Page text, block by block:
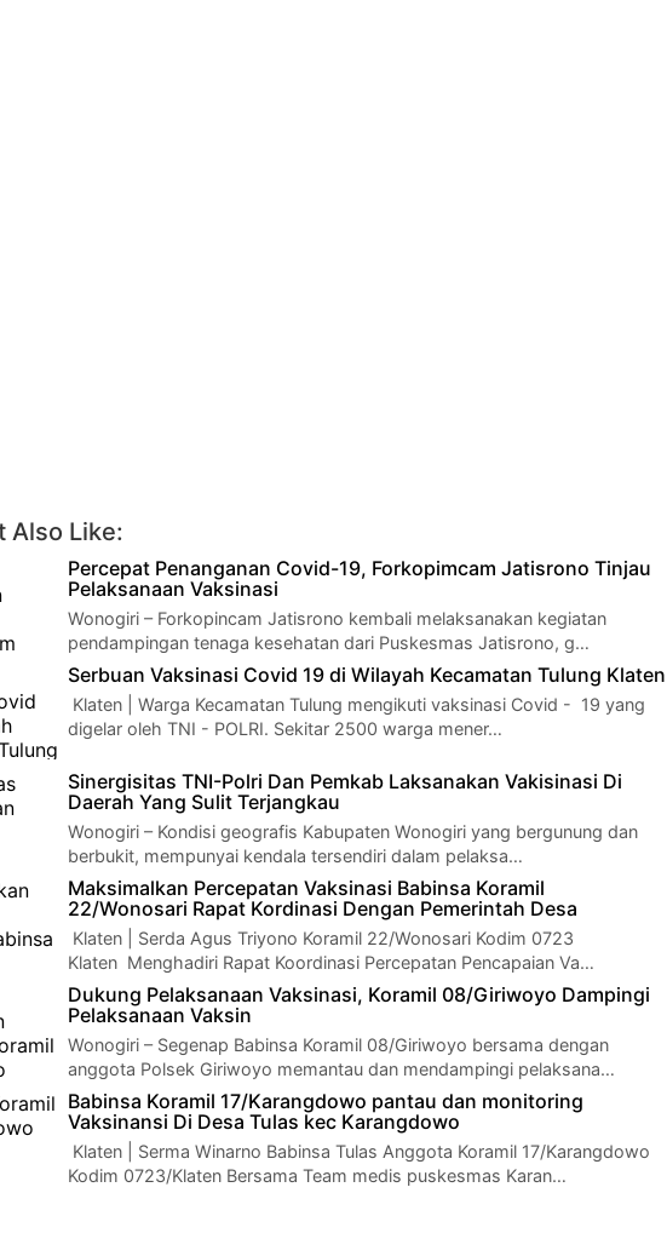
Also Like:
Percepat Penanganan Covid-19, Forkopimcam Jatisrono Tinjau
Pelaksanaan Vaksinasi
Wonogiri – Forkopincam Jatisrono kembali melaksanakan kegiatan
pendampingan tenaga kesehatan dari Puskesmas Jatisrono, g…
Serbuan Vaksinasi Covid 19 di Wilayah Kecamatan Tulung Klaten
Klaten | Warga Kecamatan Tulung mengikuti vaksinasi Covid - 19 yang
digelar oleh TNI - POLRI. Sekitar 2500 warga mener…
Sinergisitas TNI-Polri Dan Pemkab Laksanakan Vakisinasi Di
Daerah Yang Sulit Terjangkau
Wonogiri – Kondisi geografis Kabupaten Wonogiri yang bergunung dan
berbukit, mempunyai kendala tersendiri dalam pelaksa…
Maksimalkan Percepatan Vaksinasi Babinsa Koramil
22/Wonosari Rapat Kordinasi Dengan Pemerintah Desa
Klaten | Serda Agus Triyono Koramil 22/Wonosari Kodim 0723
Klaten Menghadiri Rapat Koordinasi Percepatan Pencapaian Va…
Dukung Pelaksanaan Vaksinasi, Koramil 08/Giriwoyo Dampingi
Pelaksanaan Vaksin
Wonogiri – Segenap Babinsa Koramil 08/Giriwoyo bersama dengan
anggota Polsek Giriwoyo memantau dan mendampingi pelaksana…
Babinsa Koramil 17/Karangdowo pantau dan monitoring
Vaksinansi Di Desa Tulas kec Karangdowo
Klaten | Serma Winarno Babinsa Tulas Anggota Koramil 17/Karangdowo
Kodim 0723/Klaten Bersama Team medis puskesmas Karan…